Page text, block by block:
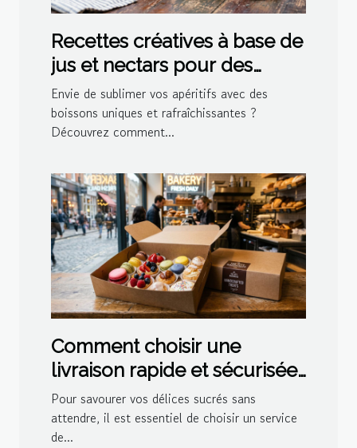
Recettes créatives à base de
jus et nectars pour des
cocktails maison
Envie de sublimer vos apéritifs avec des
boissons uniques et rafraîchissantes ?
Découvrez comment...
Comment choisir une
livraison rapide et sécurisée
pour vos délices sucrés ?
Pour savourer vos délices sucrés sans
attendre, il est essentiel de choisir un service
de...